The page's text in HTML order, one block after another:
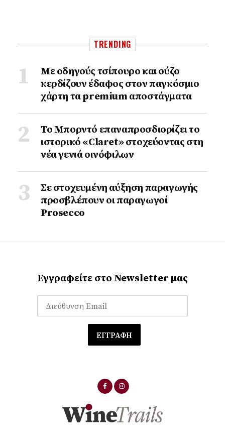
TRENDING
Με οδηγούς τσίπουρο και ούζο
κερδίζουν έδαφος στoν παγκόσμιο
χάρτη τα premium αποστάγματα
Το Μπορντό επαναπροσδιορίζει το
ιστορικό «Claret» στοχεύοντας στη
νέα γενιά οινόφιλων
Σε στοχευμένη αύξηση παραγωγής
προσβλέπουν οι παραγωγοί
Prosecco
Εγγραφείτε στο Newsletter μας